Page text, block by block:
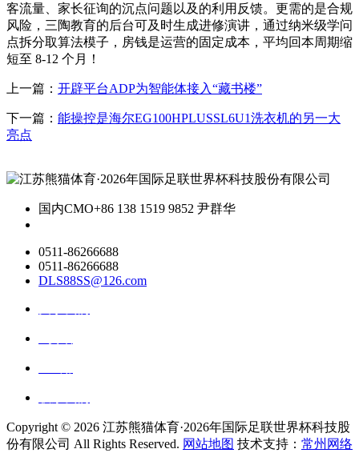
客流量、家长征询的沉点问题以及的利用反馈。更需的是合规
风险，三陶教育的后台可及时生成进修演讲，通过纳米级学问
点拆分取算法模子，房钱是运营的固定成本，平均回本周期缩
短至 8-12 个月！
上一篇： 开辟平台ADP为智能体接入“藏书楼”
下一篇： 能操控是海尔EG100HPLUSSL6U1洗衣机的另一大
亮点
国内CMO+86 138 1519 9852 尹群华
0511-86266688
0511-86266688
DLS88SS@126.com
Copyright © 2026 江苏熊猫体育·2026年国际足联世界杯科技股
份有限公司 All Rights Reserved. 网站地图 技术支持： 常州网络